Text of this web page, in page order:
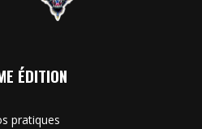
ÉDITION
pratiques